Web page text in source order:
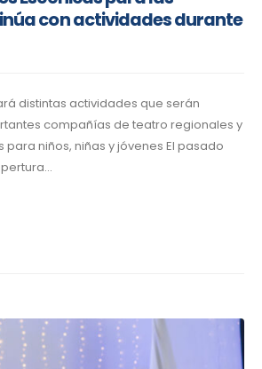
con actividades durante
distintas actividades que serán
compañías de teatro regionales y
niños, niñas y jóvenes El pasado